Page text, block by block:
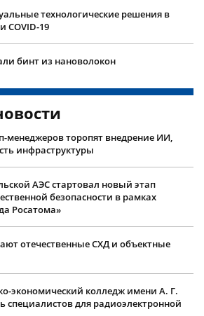
технологические решения в
COVID-19
бинт из нановолокон
менеджеров торопят внедрение ИИ,
инфраструктуры
АЭС стартовал новый этап
безопасности в рамках
Росатома»
отечественные СХД и объектные
экономический колледж имени А. Г.
специалистов для радиоэлектронной